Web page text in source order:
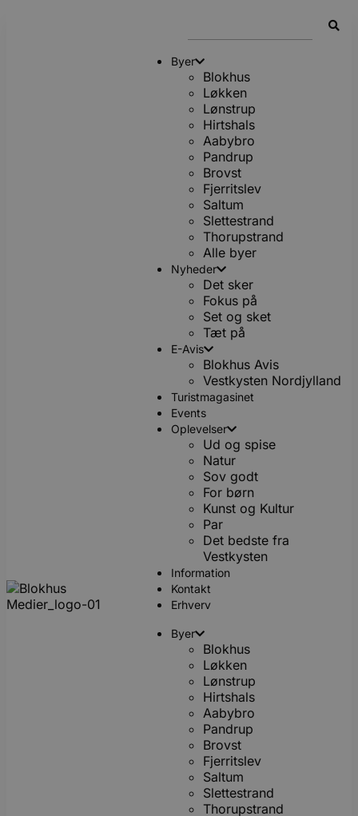
Byer
Blokhus
Løkken
Lønstrup
Hirtshals
Aabybro
Pandrup
Brovst
Fjerritslev
Saltum
Slettestrand
Thorupstrand
Alle byer
Nyheder
Det sker
Fokus på
Set og sket
Tæt på
E-Avis
Blokhus Avis
Vestkysten Nordjylland
Turistmagasinet
Events
Oplevelser
Ud og spise
Natur
Sov godt
For børn
Kunst og Kultur
Par
Det bedste fra
Vestkysten
Information
Kontakt
Erhverv
Byer
Blokhus
Løkken
Lønstrup
Hirtshals
Aabybro
Pandrup
Brovst
Fjerritslev
Saltum
Slettestrand
Thorupstrand